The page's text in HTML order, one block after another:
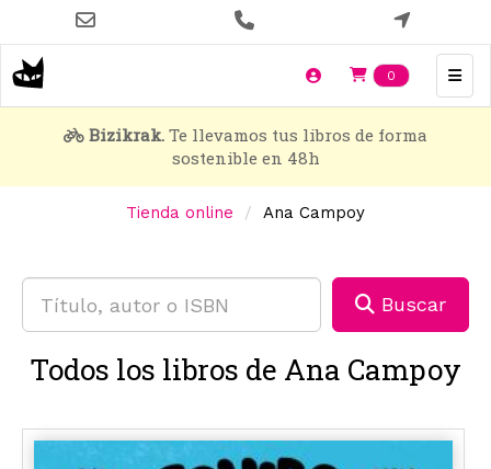
contenido
principal
0 Items en
Bizikrak. Te llevamos tus libros de forma
sostenible en 48h
Tienda online Ana Campoy
Buscar
Todos los libros de Ana Campoy